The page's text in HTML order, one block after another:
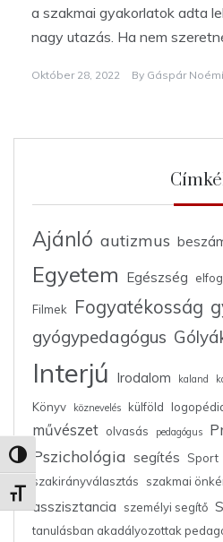
Nagy kontraszt váltása
Betűméret váltása
a szakmai gyakorlatok adta
nagy utazás. Ha nem
Október 28, 2022 By Gáspár Noémi
Ajánló autizmus
Egyetem Egészség
Filmek Fogyatékosság
gyógypedagógus
Interjú Irodalom kaland
Könyv
köznevelés külföld
művészet olvasás pedagógus
Pszichológia segítés Sport
szakirányválasztás
szakmai
asszisztancia
személyi segítő
tanulásban akadályozottak